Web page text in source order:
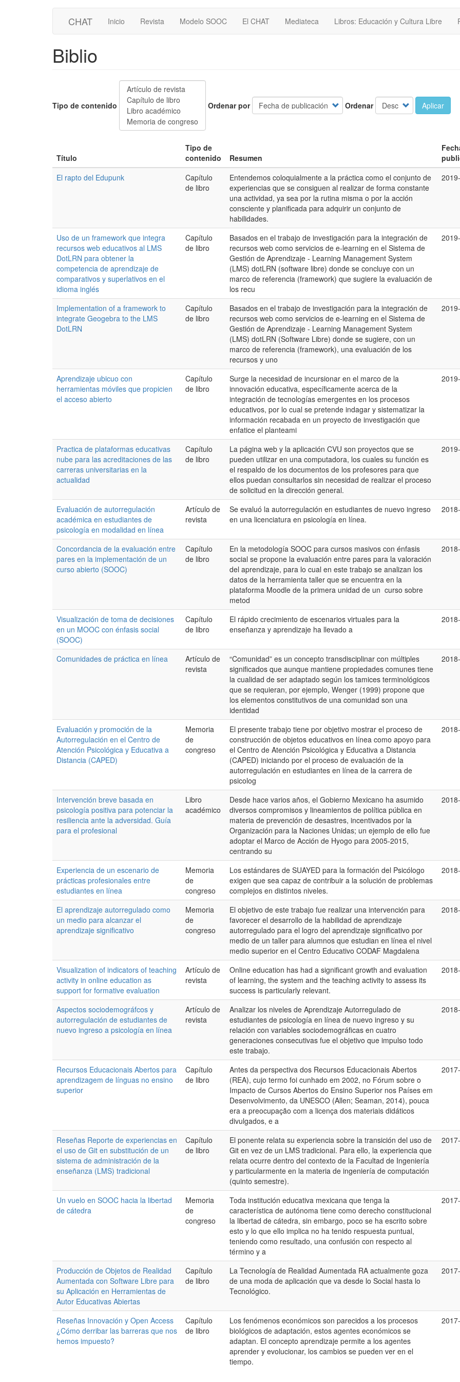
CHAT
Main
navigation
Inicio Revista Modelo SOOC El CHAT Mediateca Libros: Educación y Cultura Libre
User
account
menu
Biblio
Tipo de contenido Ordenar por Ordenar Aplicar
Título
Tipo de
contenido
Resumen
El rapto del Edupunk
Capítulo
de libro
Entendemos coloquialmente a la práctica como el conjunto de
experiencias que se consiguen al realizar de forma constante
una actividad, ya sea por la rutina misma o por la acción
consciente y planificada para adquirir un conjunto de
habilidades.
Uso de un framework que integra
recursos web educativos al LMS
DotLRN para obtener la
competencia de aprendizaje de
comparativos y superlativos en el
idioma inglés
Capítulo
de libro
Basados en el trabajo de investigación para la integración de
recursos web como servicios de e-learning en el Sistema de
Gestión de Aprendizaje - Learning Management System
(LMS) dotLRN (software libre) donde se concluye con un
marco de referencia (framework) que sugiere la evaluación de
los recu
Implementation of a framework to
integrate Geogebra to the LMS
DotLRN
Capítulo
de libro
Basados en el trabajo de investigación para la integración de
recursos web como servicios de e-learning en el Sistema de
Gestión de Aprendizaje - Learning Management System
(LMS) dotLRN (Software Libre) donde se sugiere, con un
marco de referencia (framework), una evaluación de los
recursos y uno
Aprendizaje ubicuo con
herramientas móviles que propicien
el acceso abierto
Capítulo
de libro
Surge la necesidad de incursionar en el marco de la
innovación educativa, específicamente acerca de la
integración de tecnologías emergentes en los procesos
educativos, por lo cual se pretende indagar y sistematizar la
información recabada en un proyecto de investigación que
enfatice el planteami
Practica de plataformas educativas
nube para las acreditaciones de las
carreras universitarias en la
actualidad
Capítulo
de libro
La página web y la aplicación CVU son proyectos que se
pueden utilizar en una computadora, los cuales su función es
el respaldo de los documentos de los profesores para que
ellos puedan consultarlos sin necesidad de realizar el proceso
de solicitud en la dirección general.
Evaluación de autorregulación
académica en estudiantes de
psicología en modalidad en línea
Artículo de
revista
Se evaluó la autorregulación en estudiantes de nuevo ingreso
en una licenciatura en psicología en línea.
Concordancia de la evaluación entre
pares en la implementación de un
curso abierto (SOOC)
Capítulo
de libro
En la metodología SOOC para cursos masivos con énfasis
social se propone la evaluación entre pares para la valoración
del aprendizaje, para lo cual en este trabajo se analizan los
datos de la herramienta taller que se encuentra en la
plataforma Moodle de la primera unidad de un curso sobre
metod
Visualización de toma de decisiones
en un MOOC con énfasis social
(SOOC)
Capítulo
de libro
El rápido crecimiento de escenarios virtuales para la
enseñanza y aprendizaje ha llevado a
Comunidades de práctica en línea
Artículo de
revista
“Comunidad” es un concepto transdisciplinar con múltiples
significados que aunque mantiene propiedades comunes tiene
la cualidad de ser adaptado según los tamices terminológicos
que se requieran, por ejemplo, Wenger (1999) propone que
los elementos constitutivos de una comunidad son una
identidad
Evaluación y promoción de la
Autorregulación en el Centro de
Atención Psicológica y Educativa a
Distancia (CAPED)
Memoria
de
congreso
El presente trabajo tiene por objetivo mostrar el proceso de
construcción de objetos educativos en línea como apoyo para
el Centro de Atención Psicológica y Educativa a Distancia
(CAPED) iniciando por el proceso de evaluación de la
autorregulación en estudiantes en línea de la carrera de
psicolog
Intervención breve basada en
psicología positiva para potenciar la
resiliencia ante la adversidad. Guía
para el profesional
Libro
académico
Desde hace varios años, el Gobierno Mexicano ha asumido
diversos compromisos y lineamientos de política pública en
materia de prevención de desastres, incentivados por la
Organización para la Naciones Unidas; un ejemplo de ello fue
adoptar el Marco de Acción de Hyogo para 2005-2015,
centrando su
Experiencia de un escenario de
prácticas profesionales entre
estudiantes en línea
Memoria
de
congreso
Los estándares de SUAYED para la formación del Psicólogo
exigen que sea capaz de contribuir a la solución de problemas
complejos en distintos niveles.
El aprendizaje autorregulado como
un medio para alcanzar el
aprendizaje significativo
Memoria
de
congreso
El objetivo de este trabajo fue realizar una intervención para
favorecer el desarrollo de la habilidad de aprendizaje
autorregulado para el logro del aprendizaje significativo por
medio de un taller para alumnos que estudian en línea el nivel
medio superior en el Centro Educativo CODAF Magdalena
Visualization of indicators of teaching
activity in online education as
support for formative evaluation
Artículo de
revista
Online education has had a significant growth and evaluation
of learning, the system and the teaching activity to assess its
success is particularly relevant.
Aspectos sociodemográfcos y
autorregulación de estudiantes de
nuevo ingreso a psicología en línea
Artículo de
revista
Analizar los niveles de Aprendizaje Autorregulado de
estudiantes de psicología en línea de nuevo ingreso y su
relación con variables sociodemográficas en cuatro
generaciones consecutivas fue el objetivo que impulso todo
este trabajo.
Recursos Educacionais Abertos para
aprendizagem de línguas no ensino
superior
Capítulo
de libro
Antes da perspectiva dos Recursos Educacionais Abertos
(REA), cujo termo foi cunhado em 2002, no Fórum sobre o
Impacto de Cursos Abertos do Ensino Superior nos Países em
Desenvolvimento, da UNESCO (Allen; Seaman, 2014), pouca
era a preocupação com a licença dos materiais didáticos
divulgados, e a
Reseñas Reporte de experiencias en
el uso de Git en substitución de un
sistema de administración de la
enseñanza (LMS) tradicional
Capítulo
de libro
El ponente relata su experiencia sobre la transición del uso de
Git en vez de un LMS tradicional. Para ello, la experiencia que
relata ocurre dentro del contexto de la Facultad de Ingeniería
y particularmente en la materia de ingeniería de computación
(quinto semestre).
Un vuelo en SOOC hacia la libertad
de cátedra
Memoria
de
congreso
Toda institución educativa mexicana que tenga la
característica de autónoma tiene como derecho constitucional
la libertad de cátedra, sin embargo, poco se ha escrito sobre
esto y lo que ello implica no ha tenido respuesta puntual,
teniendo como resultado, una confusión con respecto al
término y a
Producción de Objetos de Realidad
Aumentada con Software Libre para
su Aplicación en Herramientas de
Autor Educativas Abiertas
Capítulo
de libro
La Tecnología de Realidad Aumentada RA actualmente goza
de una moda de aplicación que va desde lo Social hasta lo
Tecnológico.
Reseñas Innovación y Open Access
¿Cómo derribar las barreras que nos
hemos impuesto?
Capítulo
de libro
Los fenómenos económicos son parecidos a los procesos
biológicos de adaptación, estos agentes económicos se
adaptan. El concepto aprendizaje permite a los agentes
aprender y evolucionar, los cambios se pueden ver en el
tiempo.